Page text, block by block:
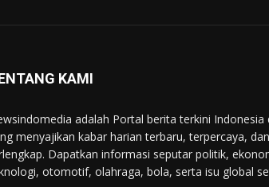
KAMI
adalah Portal berita terkini Indonesia
menyajikan kabar harian terbaru, terpercaya, dan
Dapatkan informasi seputar politik,
otomotif, olahraga, bola, serta isu global